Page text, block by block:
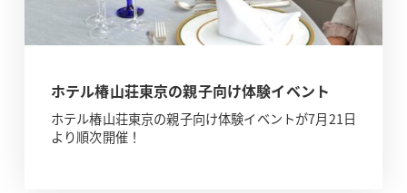
ホテル椿山荘東京の親子向け体験イベント
ホテル椿山荘東京の親子向け体験イベントが7月21日
より順次開催！